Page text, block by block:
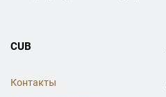
CUB
Контакты